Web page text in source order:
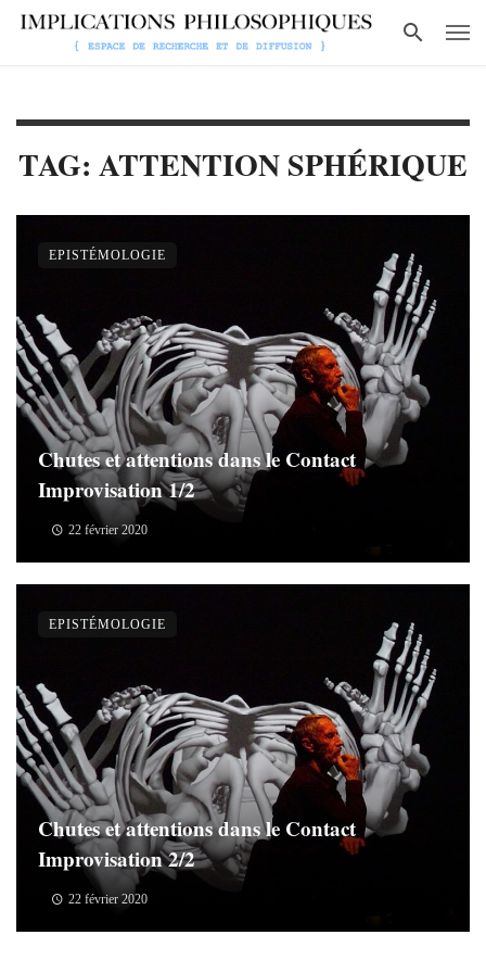
TAG: ATTENTION SPHÉRIQUE
Chutes et attentions dans le Contact
Improvisation 1/2
22 février 2020
EPISTÉMOLOGIE
Chutes et attentions dans le Contact
Improvisation 2/2
22 février 2020
EPISTÉMOLOGIE